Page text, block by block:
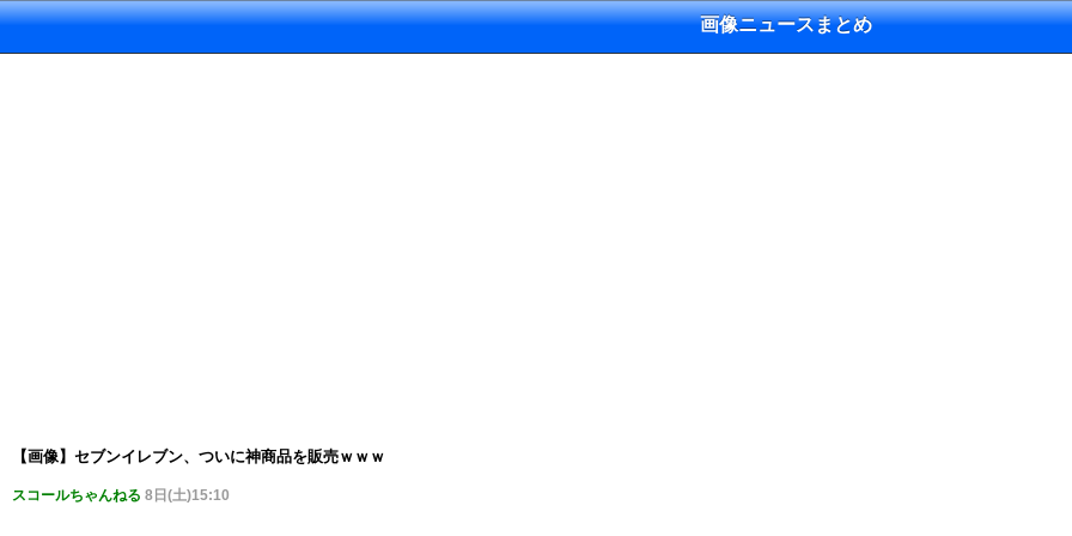
画像ニュースまとめ
【画像】セブンイレブン、ついに神商品を販売ｗｗｗ
スコールちゃんねる 8日(土)15:10